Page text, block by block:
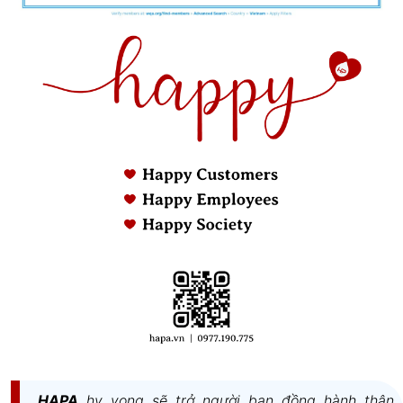
tuổi thọ. Tùy từng dòng bếp, quạt có thể là quạt lồng
sóc (hoạt động êm ái) hoặc quạt đồng trục (công
suất lớn, phát ra tiếng ồn nhẹ khi hoạt động).
Bảng điều khiển cảm ứng
Bảng điều khiển giúp người dùng dễ dàng điều
chỉnh công suất, nhiệt độ, hẹn giờ và các chế độ
nấu. Một số bếp có bảng điều khiển cảm ứng trượt
giúp thao tác dễ dàng và nhanh chóng hơn.
đáy nồi, đảm bảo an toàn trong quá trình nấu